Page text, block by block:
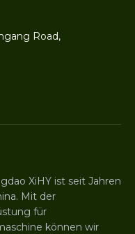
Road,
XiHY ist seit Jahren
Mit der
für
können wir